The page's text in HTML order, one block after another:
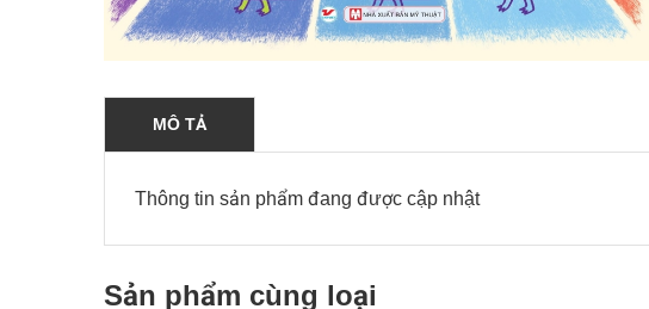
MÔ TẢ
Thông tin sản phẩm đang được cập nhật
Sản phẩm cùng loại